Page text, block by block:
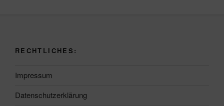
RECHTLICHES:
Impressum
Datenschutzerklärung